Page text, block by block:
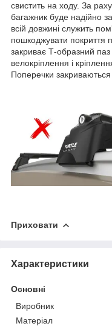
свистить на ходу. За
багажник буде надійно
всій довжині служить
пошкоджувати покриття
закриває Т-образний
велокріплення і
Поперечки
Приховати
Характеристики
Основні
Виробник
Матеріал